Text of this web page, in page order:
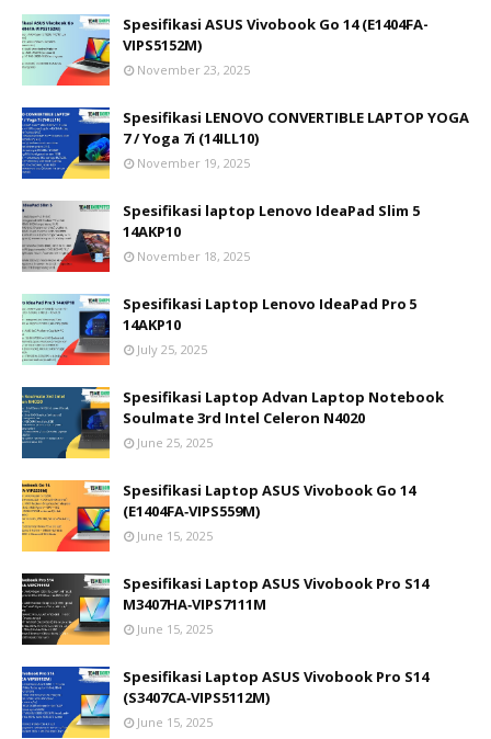
Spesifikasi ASUS Vivobook Go 14 (E1404FA-
VIPS5152M)
November 23, 2025
Spesifikasi LENOVO CONVERTIBLE LAPTOP YOGA
7 / Yoga 7i (14ILL10)
November 19, 2025
Spesifikasi laptop Lenovo IdeaPad Slim 5
14AKP10
November 18, 2025
Spesifikasi Laptop Lenovo IdeaPad Pro 5
14AKP10
July 25, 2025
Spesifikasi Laptop Advan Laptop Notebook
Soulmate 3rd Intel Celeron N4020
June 25, 2025
Spesifikasi Laptop ASUS Vivobook Go 14
(E1404FA‑VIPS559M)
June 15, 2025
Spesifikasi Laptop ASUS Vivobook Pro S14
M3407HA‑VIPS7111M
June 15, 2025
Spesifikasi Laptop ASUS Vivobook Pro S14
(S3407CA‑VIPS5112M)
June 15, 2025